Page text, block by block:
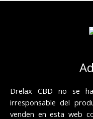
Drelax CBD no se
irresponsable del
venden en esta web